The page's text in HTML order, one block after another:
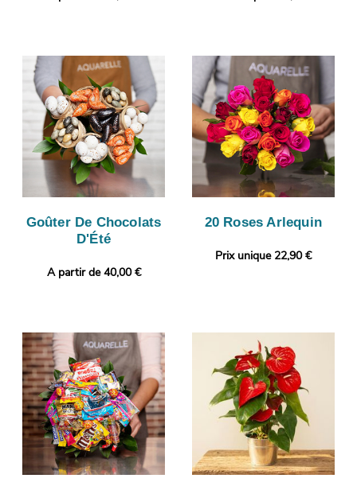
Goûter De Chocolats
D'Été
A partir de 40,00 €
20 Roses Arlequin
Prix unique 22,90 €